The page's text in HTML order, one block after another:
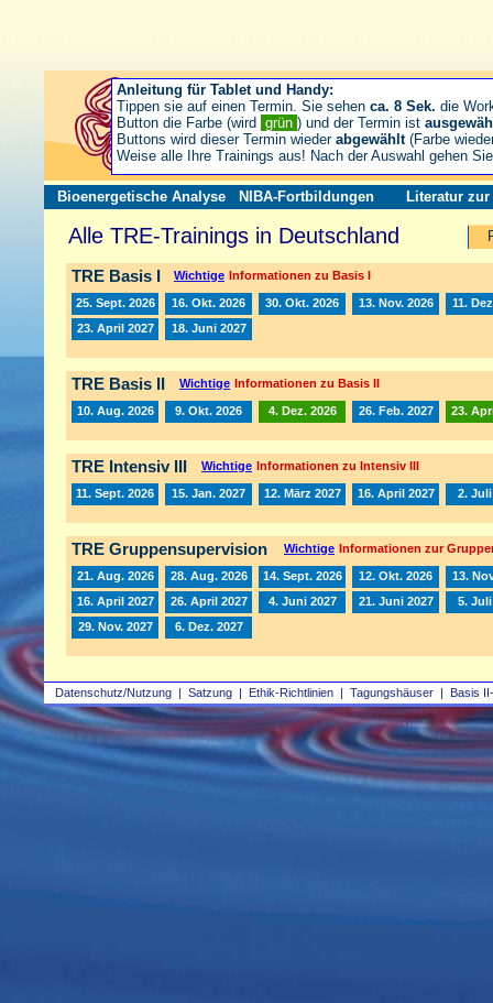
Datenschutz/Nutzung | Satzung | Ethik-Richtlinien | Tagungshäuser | Basis
Bioenergetische Analyse NIBA-Fortbildungen Literatur zur
Alle TRE-Trainings in Deutschland
TRE Basis I Wichtige Informationen zu Basis I
25. Sept. 2026 16. Okt. 2026 30. Okt. 2026 13. Nov. 2026
11.
23. April 2027
18. Juni 2027
TRE Basis II Wichtige Informationen zu Basis II
10. Aug. 2026 9. Okt. 2026 4. Dez. 2026 26. Feb. 2027 23.
TRE Intensiv III Wichtige Informationen zu Intensiv III
11. Sept. 2026 15. Jan. 2027 12. März 2027 16. April 2027 2. Juli
TRE Gruppensupervision Wichtige Informationen zur
21. Aug. 2026 28. Aug. 2026 14. Sept. 2026 12. Okt. 2026
13.
16. April 2027
26. April 2027 4. Juni 2027 21. Juni 2027
5. Juli
29. Nov. 2027
6. Dez. 2027
Anleitung für Tablet und Handy:
Tippen sie auf einen Termin. Sie sehen ca. 8 Sek. die
Button die Farbe (wird grün ) und der Termin ist
Buttons wird dieser Termin wieder abgewählt(Farbe
Weise alle Ihre Trainings aus! Nach der Auswahl gehen